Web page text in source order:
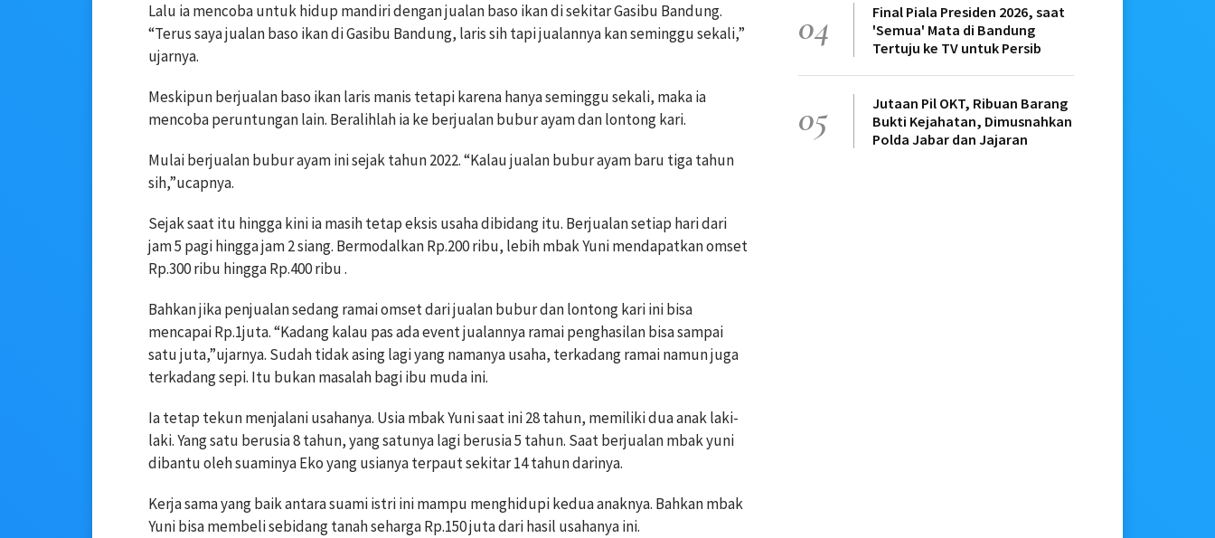
Lalu ia mencoba untuk hidup mandiri dengan jualan baso ikan di sekitar Gasibu Bandung.
“Terus saya jualan baso ikan di Gasibu Bandung, laris sih tapi jualannya kan seminggu sekali,”
ujarnya.
Meskipun berjualan baso ikan laris manis tetapi karena hanya seminggu sekali, maka ia
mencoba peruntungan lain. Beralihlah ia ke berjualan bubur ayam dan lontong kari.
Mulai berjualan bubur ayam ini sejak tahun 2022. “Kalau jualan bubur ayam baru tiga tahun
sih,”ucapnya.
Sejak saat itu hingga kini ia masih tetap eksis usaha dibidang itu. Berjualan setiap hari dari
jam 5 pagi hingga jam 2 siang. Bermodalkan Rp.200 ribu, lebih mbak Yuni mendapatkan omset
Rp.300 ribu hingga Rp.400 ribu .
Bahkan jika penjualan sedang ramai omset dari jualan bubur dan lontong kari ini bisa
mencapai Rp.1juta. “Kadang kalau pas ada event jualannya ramai penghasilan bisa sampai
satu juta,”ujarnya. Sudah tidak asing lagi yang namanya usaha, terkadang ramai namun juga
terkadang sepi. Itu bukan masalah bagi ibu muda ini.
Ia tetap tekun menjalani usahanya. Usia mbak Yuni saat ini 28 tahun, memiliki dua anak laki-
laki. Yang satu berusia 8 tahun, yang satunya lagi berusia 5 tahun. Saat berjualan mbak yuni
dibantu oleh suaminya Eko yang usianya terpaut sekitar 14 tahun darinya.
Kerja sama yang baik antara suami istri ini mampu menghidupi kedua anaknya. Bahkan mbak
Yuni bisa membeli sebidang tanah seharga Rp.150 juta dari hasil usahanya ini.
04
Final Piala Presiden 2026, saat
'Semua' Mata di Bandung
Tertuju ke TV untuk Persib
05
Jutaan Pil OKT, Ribuan Barang
Bukti Kejahatan, Dimusnahkan
Polda Jabar dan Jajaran